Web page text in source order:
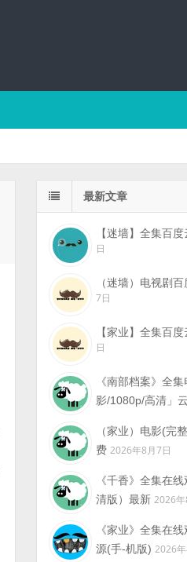
最新文章
【迷墙】全集百
日
（迷墙）电视剧
7日
【家业】全集百
日
《南部档案》全
影/1080p/高清」
（家业）电影(完
费 2026年8月7日
《千香》全集在
清版）最新 2026
《家业》全集在
源(手-机版) 2026